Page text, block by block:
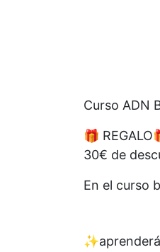
Curso ADN
🎁
30€ de
En el curso